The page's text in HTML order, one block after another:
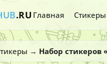
.RU Главная Стикеры
→ Набор стикеров